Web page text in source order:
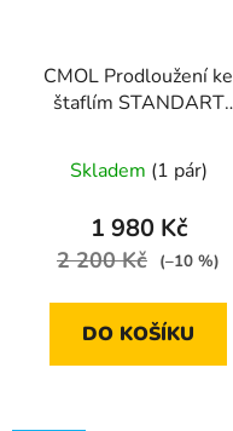
CMOL Prodloužení ke
štaflím STANDART
EXLUSIVE
Skladem (1 pár)
1 980 Kč
2 200 Kč (–10 %)
DO KOŠÍKU